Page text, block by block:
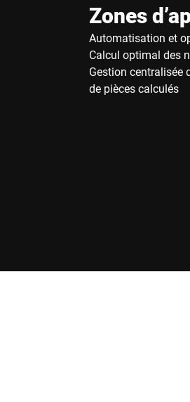
Zones
Automatisation et
Calcul optimal des
Gestion centralisée
de pièces calculés